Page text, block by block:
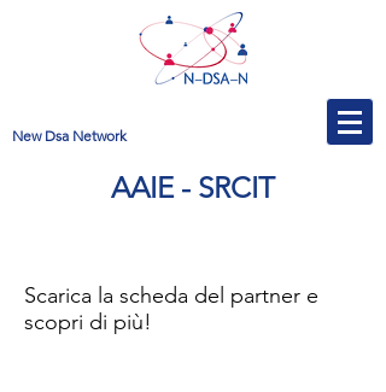
New Dsa Network
AAIE - SRCIT
Scarica la scheda del partner e
scopri di più!